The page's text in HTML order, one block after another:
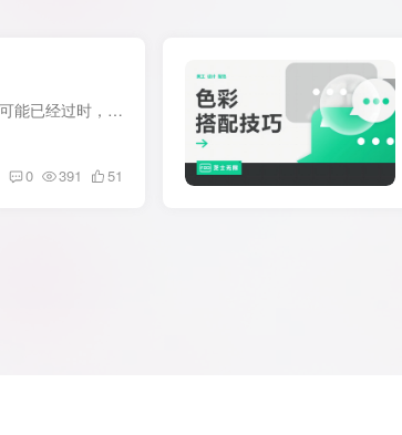
以前的培训内容，发出来做个笔记。文件可能已经过时，也可能有一些错误，所以仅供参考。 大纲 百科平台 问答平台 总结
0 391 51